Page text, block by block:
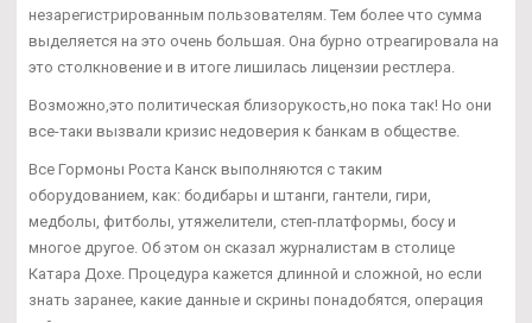
незарегистрированным пользователям. Тем более что сумма
выделяется на это очень большая. Она бурно отреагировала на
это столкновение и в итоге лишилась лицензии рестлера.
Возможно,это политическая близорукость,но пока так! Но они
все-таки вызвали кризис недоверия к банкам в обществе.
Все Гормоны Роста Канск выполняются с таким
оборудованием, как: бодибары и штанги, гантели, гири,
медболы, фитболы, утяжелители, степ-платформы, босу и
многое другое. Об этом он сказал журналистам в столице
Катара Дохе. Процедура кажется длинной и сложной, но если
знать заранее, какие данные и скрины понадобятся, операция